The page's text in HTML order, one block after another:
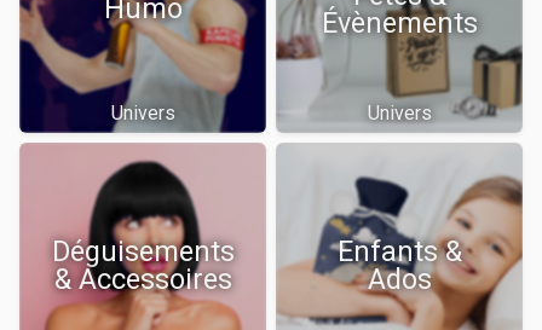
Humo
Univers
Évènements
Univers
Déguisements
& Accessoires
Enfants &
Ados